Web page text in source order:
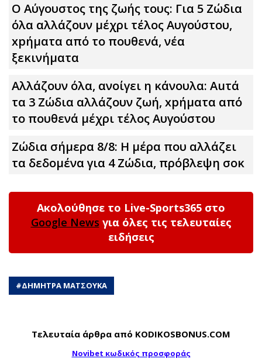
Ο Αύγουστος της ζωής τους: Για 5 Zώδια
όλα αλλάζουν μέχρι τέλος Αυγούστου,
xpήματα από το πουθενά, νέα
ξεκινήματα
Αλλάζουν όλα, ανοίγει η κάνουλα: Αuτά
τα 3 Zώδια αλλάζουν ζωή, xpήματα από
το πουθενά μέχρι τέλος Αυγούστου
Ζώδια σήμερα 8/8: Η μέρα που αλλάζει
τα δεδομένα για 4 Zώδια, πρόβλεψη σoκ
Ακολούθησε το Live-Sports365 στο
Google News για όλες τις τελευταίες
ειδήσεις
#ΔΗΜΗΤΡΑ ΜΑΤΣΟΥΚΑ
Τελευταία άρθρα από KODIKOSBONUS.COM
Novibet κωδικός προσφοράς